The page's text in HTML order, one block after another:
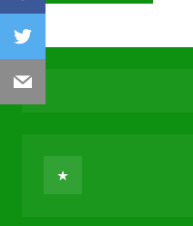
Twitter
Email